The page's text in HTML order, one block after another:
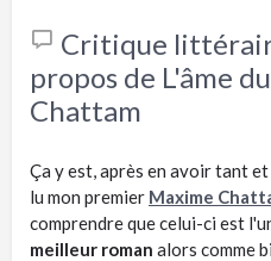
Critique
propos de L'âme
Chattam
Ça y est, après en avoir tant
lu mon premier Maxime
comprendre que celui-ci est
meilleur roman alors comme